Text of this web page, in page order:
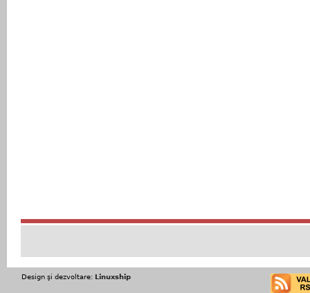
Design şi dezvoltare: Linuxship